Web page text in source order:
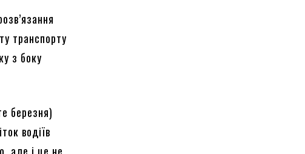
транспорту
з боку
березня)
водіїв